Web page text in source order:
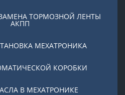
ТОРМОЗНОЙ ЛЕНТЫ
АКПП
МЕХАТРОНИКА
КОРОБКИ
В МЕХАТРОНИКЕ